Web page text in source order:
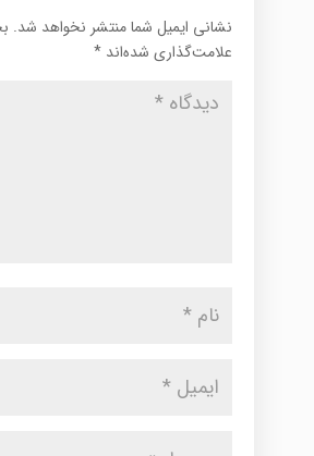
نشانی ایمیل شما منتشر نخواهد شد.
علامت‌گذاری شده‌اند *